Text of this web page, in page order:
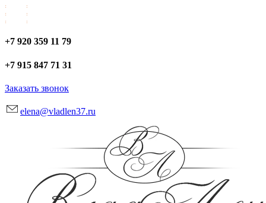
+7 920 359 11 79
+7 915 847 71 31
Заказать звонок
elena@vladlen37.ru